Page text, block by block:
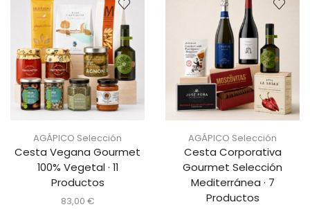
AGÁPICO Selección
Cesta Vegana Gourmet
100% Vegetal · 11
Productos
83,00 €
AGÁPICO Selección
Cesta Corporativa
Gourmet Selección
Mediterránea · 7
Productos